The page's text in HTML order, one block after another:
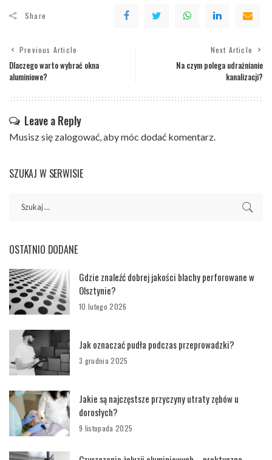
Share
Previous Article
Dlaczego warto wybrać okna
aluminiowe?
Next Article
Na czym polega udrażnianie
kanalizacji?
Leave a Reply
Musisz się zalogować, aby móc dodać komentarz.
SZUKAJ W SERWISIE
OSTATNIO DODANE
Gdzie znaleźć dobrej jakości blachy perforowane w
Olsztynie?
10 lutego 2026
Jak oznaczać pudła podczas przeprowadzki?
3 grudnia 2025
Jakie są najczęstsze przyczyny utraty zębów u
dorosłych?
9 listopada 2025